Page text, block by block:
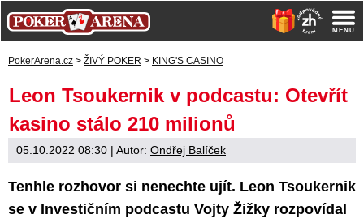
PokerArena.cz > ŽIVÝ POKER > KING'S CASINO
Leon Tsoukernik v podcastu: Otevřít
kasino stálo 210 milionů
05.10.2022 08:30 | Autor: Ondřej Balíček
Tenhle rozhovor si nenechte ujít. Leon Tsoukernik
se v Investičním podcastu Vojty Žižky rozpovídal